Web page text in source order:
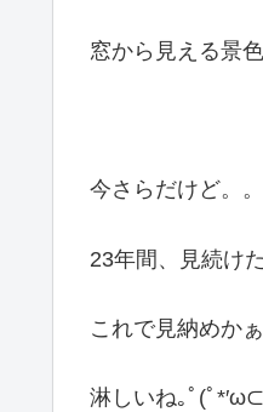
窓から見える景
今さらだけど。。
23年間、見続け
これで見納めかぁ
淋しいね｡ﾟ(ﾟ